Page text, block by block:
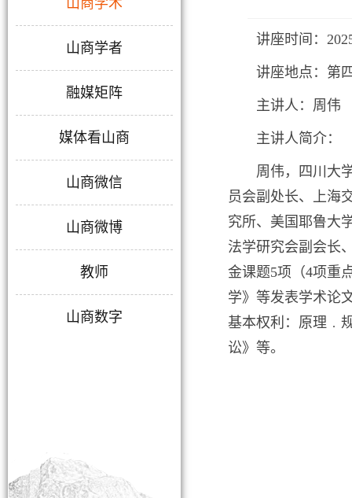
山商学术
山商学者
融媒矩阵
媒体看山商
山商微信
山商微博
教师
山商数字
讲座时间：
讲座地点：第
主讲人：周伟
主讲人简介：
周伟，四川大
员会副处长、上海
究所、美国耶鲁大
法学研究会副会长
金课题5项（4项重
学》等发表学术论
基本权利：原理﹒
讼》等。